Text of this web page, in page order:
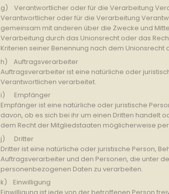
g) Verantwortlicher oder für die Verarbeitung
Verantwortlicher oder für die Verarbeitung
gemeinsam mit anderen über die Zwecke und
Verarbeitung durch das Unionsrecht oder das
Kriterien seiner Benennung nach dem
h) Auftragsverarbeiter
Auftragsverarbeiter ist eine natürliche oder
Verantwortlichen verarbeitet.
i) Empfänger
Empfänger ist eine natürliche oder juristische
davon, ob es sich bei ihr um einen Dritten handelt
dem Recht der Mitgliedstaaten möglicherweise
j) Dritter
Dritter ist eine natürliche oder juristische Person,
Auftragsverarbeiter und den Personen, die unter
personenbezogenen Daten zu verarbeiten.
k) Einwilligung